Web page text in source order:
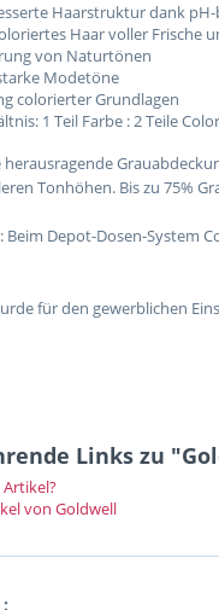
Haarstruktur dank
Haar voller Frische
von Naturtönen
Modetöne
colorierter Grundlagen
1 Teil Farbe : 2 Teile
Tonhöhen. Bis zu 75%
Beim Depot-Dosen-System
für den gewerblichen
Links zu
Artikel?
von Goldwell